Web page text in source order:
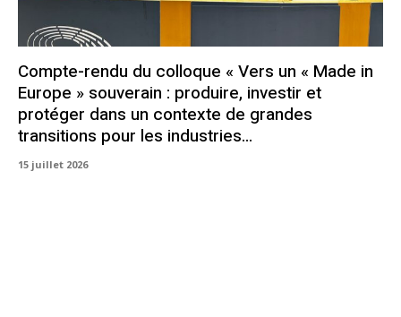
Compte-rendu du colloque « Vers un « Made in
Europe » souverain : produire, investir et
protéger dans un contexte de grandes
transitions pour les industries...
15 juillet 2026